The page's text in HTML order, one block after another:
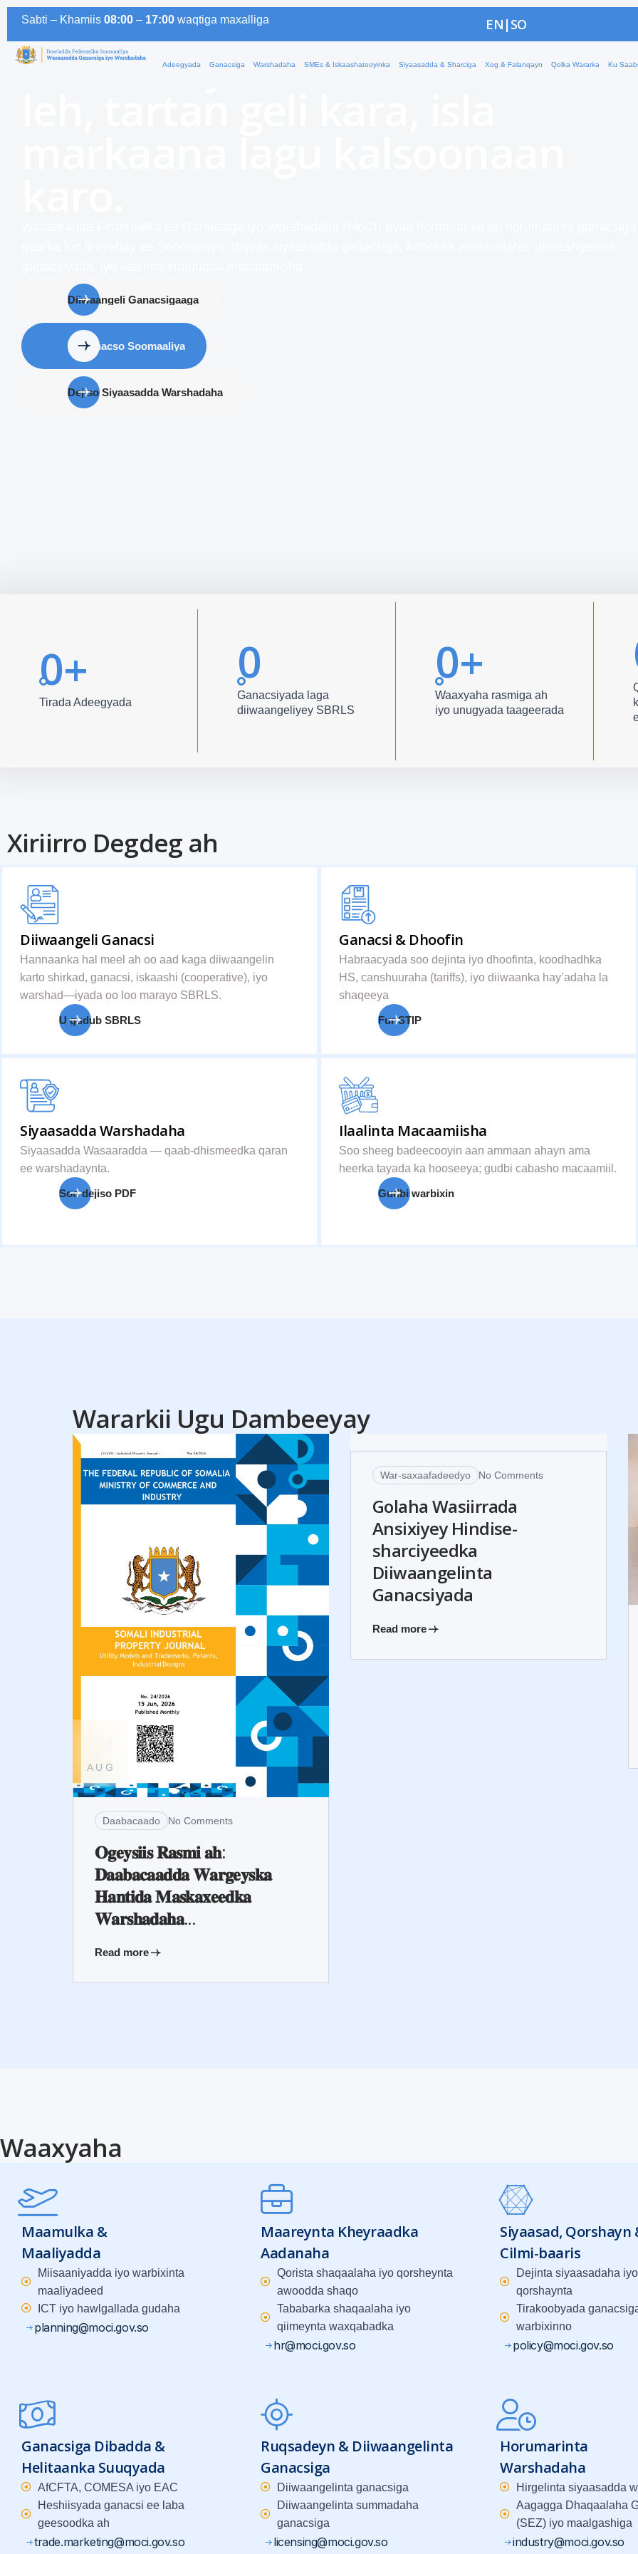
Sabti – Khamiis 08:00 – 17:00 waqtiga maxalliga EN | SO
Adeegyada Ganacsiga Warshadaha SMEs & Iskaashatooyinka Siyaasadda & Sharciga Xog & Falanqayn Qolka Wararka Ku
Horumarinta dhaqaale
Soomaaliyeed oo wax soo saar
Diiwaangeli Ganacsigaaga
La ganacso Soomaaliya
Dejiso Siyaasadda Warshadaha
0+
Tirada Adeegyada
0
Ganacsiyada laga
diiwaangeliyey SBRLS
0+
Waaxyaha rasmiga ah
iyo unugyada taageerada
Xiriirro Degdeg ah
Diiwaangeli Ganacsi
Hannaanka hal meel ah oo aad kaga diiwaangelin
karto shirkad, ganacsi, iskaashi (cooperative), iyo
warshad—iyada oo loo marayo SBRLS.
U gudub SBRLS
Ganacsi & Dhoofin
Habraacyada soo dejinta iyo dhoofinta, koodhadhka
HS, canshuuraha (tariffs), iyo diiwaanka hay’adaha la
shaqeeya
Fur STIP
Siyaasadda Warshadaha
Siyaasadda Wasaaradda — qaab-dhismeedka qaran
ee warshadaynta.
Soo dejiso PDF
Ilaalinta Macaamiisha
Soo sheeg badeecooyin aan ammaan ahayn ama
heerka tayada ka hooseeya; gudbi cabasho macaamiil.
Gudbi warbixin
Wararkii Ugu Dambeeyay
AUG
Daabacaado No Comments
𝐎𝐠𝐞𝐲𝐬𝐢𝐢𝐬 𝐑𝐚𝐬𝐦𝐢 𝐚𝐡:
𝐃𝐚𝐚𝐛𝐚𝐜𝐚𝐚𝐝𝐝𝐚 𝐖𝐚𝐫𝐠𝐞𝐲𝐬𝐤𝐚
𝐇𝐚𝐧𝐭𝐢𝐝𝐚 𝐌𝐚𝐬𝐤𝐚𝐱𝐞𝐞𝐝𝐤𝐚
𝐖𝐚𝐫𝐬𝐡𝐚𝐝𝐚𝐡𝐚...
Read more
JUL
War-saxaafadeedyo No Comments
Golaha Wasiirrada
Ansixiyey Hindise-
sharciyeedka
Diiwaangelinta
Ganacsiyada
Read more
Waaxyaha
Maamulka &
Maaliyadda
Miisaaniyadda iyo warbixinta
maaliyadeed
ICT iyo hawlgallada gudaha
planning@moci.gov.so
Maareynta Kheyraadka
Aadanaha
Qorista shaqaalaha iyo qorsheynta
awoodda shaqo
Tababarka shaqaalaha iyo
qiimeynta waxqabadka
hr@moci.gov.so
Siyaasad, Qorshayn
Cilmi-baaris
Dejinta siyaasadaha iyo
qorshaynta
Tirakoobyada
warbixinno
policy@moci.gov.so
Ganacsiga Dibadda &
Helitaanka Suuqyada
AfCFTA, COMESA iyo EAC
Heshiisyada ganacsi ee laba
geesoodka ah
trade.marketing@moci.gov.so
Ruqsadeyn & Diiwaangelinta
Ganacsiga
Diiwaangelinta ganacsiga
Diiwaangelinta summadaha
ganacsiga
licensing@moci.gov.so
Horumarinta
Warshadaha
Hirgelinta siyaasadda
Aagagga Dhaqaalaha
(SEZ) iyo maalgashiga
industry@moci.gov.so